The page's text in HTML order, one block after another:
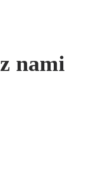
nami